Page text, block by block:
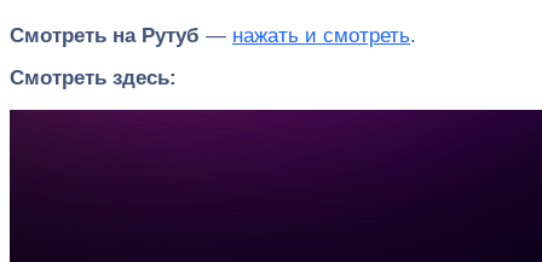
Смотреть на Рутуб — нажать и смотреть.
Смотреть здесь: